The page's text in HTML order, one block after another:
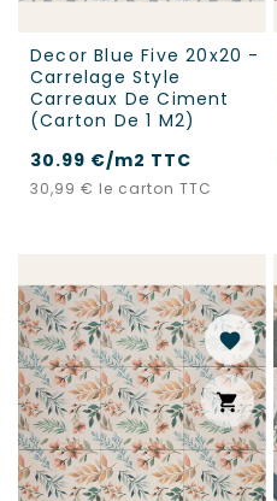
Decor Blue Five 20x20 -
Carrelage Style
Carreaux De Ciment
(carton De 1 M2)
30.99 €/m2 TTC
30,99 € le carton TTC
favorite
shopping_cart